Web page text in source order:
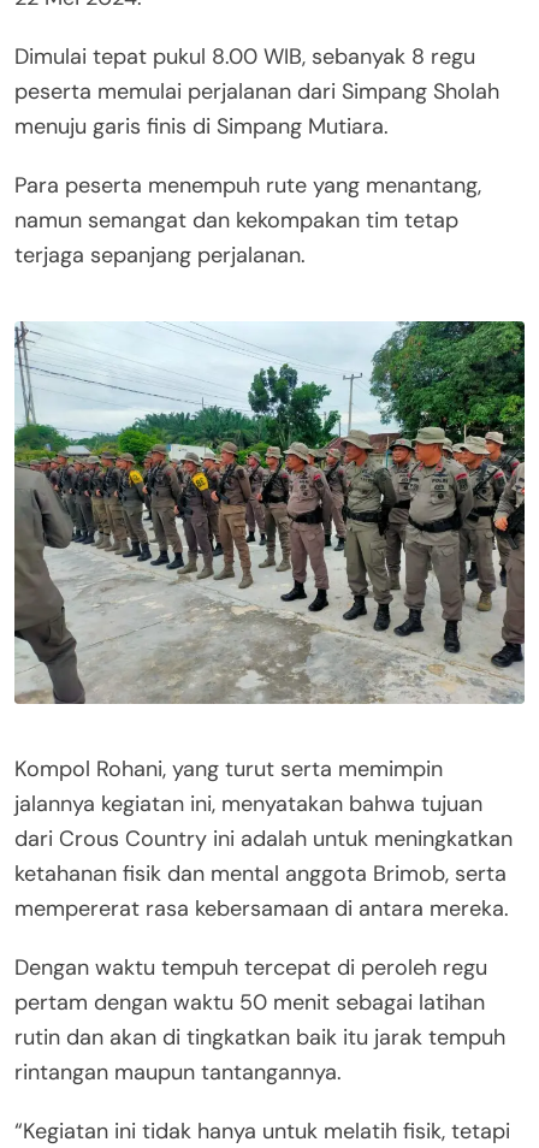
Dimulai tepat pukul 8.00 WIB, sebanyak 8 regu
peserta memulai perjalanan dari Simpang Sholah
menuju garis finis di Simpang Mutiara.
Para peserta menempuh rute yang menantang,
namun semangat dan kekompakan tim tetap
terjaga sepanjang perjalanan.
Kompol Rohani, yang turut serta memimpin
jalannya kegiatan ini, menyatakan bahwa tujuan
dari Crous Country ini adalah untuk meningkatkan
ketahanan fisik dan mental anggota Brimob, serta
mempererat rasa kebersamaan di antara mereka.
Dengan waktu tempuh tercepat di peroleh regu
pertam dengan waktu 50 menit sebagai latihan
rutin dan akan di tingkatkan baik itu jarak tempuh
rintangan maupun tantangannya.
“Kegiatan ini tidak hanya untuk melatih fisik, tetapi